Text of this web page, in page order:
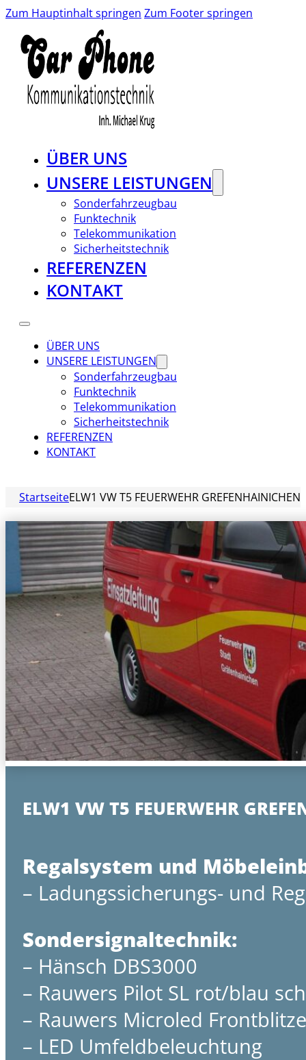
Zum Hauptinhalt springen Zum Footer springen
ÜBER UNS
UNSERE LEISTUNGEN
Sonderfahrzeugbau
Funktechnik
Telekommunikation
Sicherheitstechnik
REFERENZEN
KONTAKT
ÜBER UNS
UNSERE LEISTUNGEN
Sonderfahrzeugbau
Funktechnik
Telekommunikation
Sicherheitstechnik
REFERENZEN
KONTAKT
StartseiteELW1 VW T5 FEUERWEHR GREFENHAINICHEN
ELW1 VW T5 FEUERWEHR
Regalsystem und
– Ladungssicherungs- und
Sondersignaltechnik:
– Hänsch DBS3000
– Rauwers Pilot SL rot/blau
– Rauwers Microled
– LED Umfeldbeleuchtung